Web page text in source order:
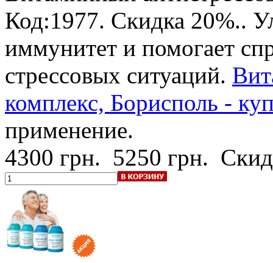
Код:1977. Скидка 20%..
иммунитет и помогает
стрессовых ситуаций.
комплекс, Борисполь -
применение.
4300 грн. 5250 грн.